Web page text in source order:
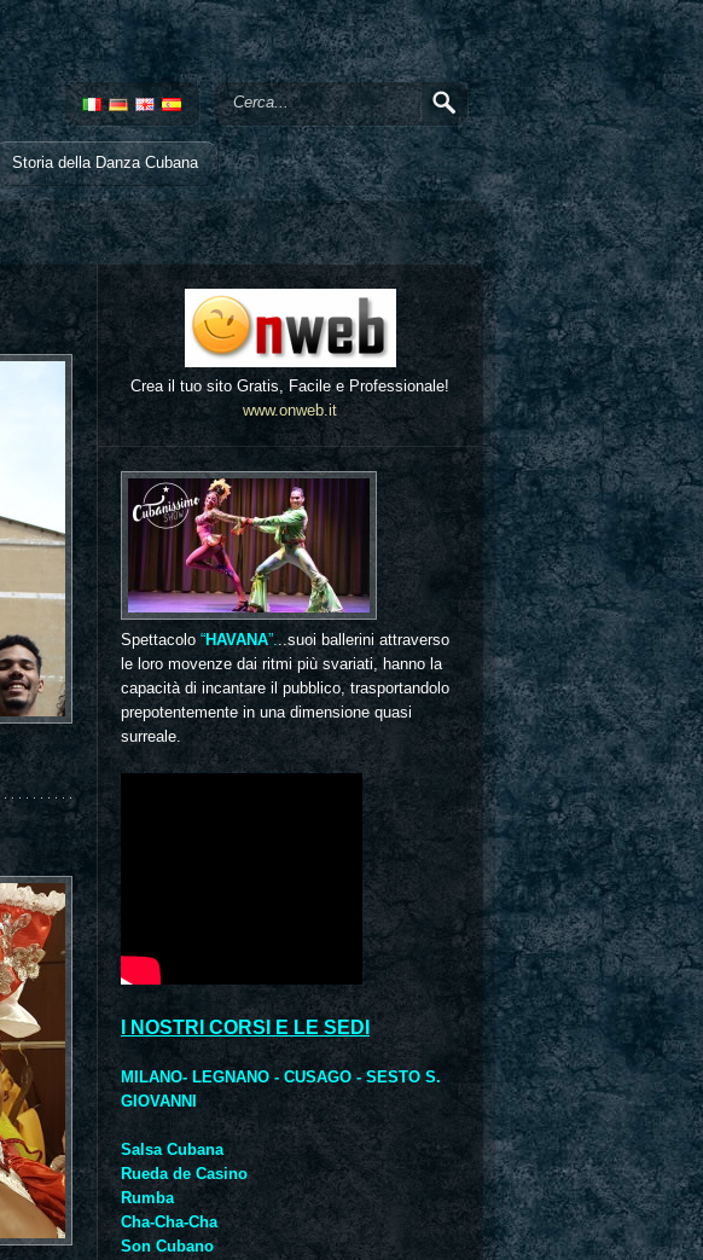
Storia della Danza Cubana
Crea il tuo sito Gratis, Facile e Professionale!
www.onweb.it
Spettacolo “HAVANA”...suoi ballerini attraverso
le loro movenze dai ritmi più svariati, hanno la
capacità di incantare il pubblico, trasportandolo
prepotentemente in una dimensione quasi
surreale.
I NOSTRI CORSI E LE SEDI
MILANO- LEGNANO - CUSAGO - SESTO S.
GIOVANNI
Salsa Cubana
Rueda de Casino
Rumba
Cha-Cha-Cha
Son Cubano